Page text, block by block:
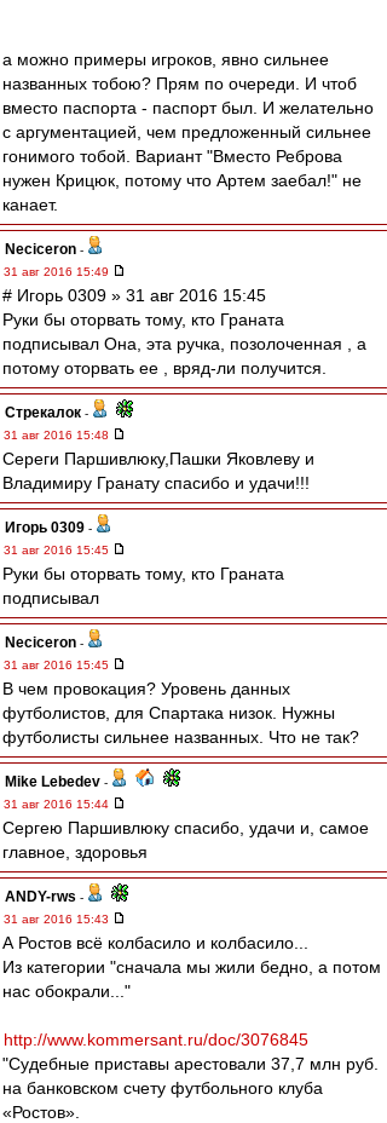
а можно примеры игроков, явно сильнее
названных тобою? Прям по очереди. И чтоб
вместо паспорта - паспорт был. И желательно
с аргументацией, чем предложенный сильнее
гонимого тобой. Вариант "Вместо Реброва
нужен Крицюк, потому что Артем заебал!" не
канает.
Neciceron -
31 авг 2016 15:49
# Игорь 0309 » 31 авг 2016 15:45
Руки бы оторвать тому, кто Граната
подписывал Она, эта ручка, позолоченная , а
потому оторвать ее , вряд-ли получится.
Стрекалок -
31 авг 2016 15:48
Сереги Паршивлюку,Пашки Яковлеву и
Владимиру Гранату спасибо и удачи!!!
Игорь 0309 -
31 авг 2016 15:45
Руки бы оторвать тому, кто Граната
подписывал
Neciceron -
31 авг 2016 15:45
В чем провокация? Уровень данных
футболистов, для Спартака низок. Нужны
футболисты сильнее названных. Что не так?
Mike Lebedev -
31 авг 2016 15:44
Сергею Паршивлюку спасибо, удачи и, самое
главное, здоровья
ANDY-rws -
31 авг 2016 15:43
А Ростов всё колбасило и колбасило...
Из категории "сначала мы жили бедно, а потом
нас обокрали..."
http://www.kommersant.ru/doc/3076845
"Судебные приставы арестовали 37,7 млн руб.
на банковском счету футбольного клуба
«Ростов».